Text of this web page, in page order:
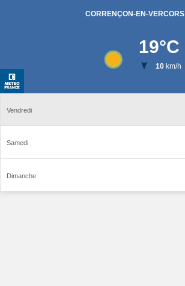
CORRENÇON-EN-VERCORS
19°C
10km/h
Vendredi
Samedi
Dimanche